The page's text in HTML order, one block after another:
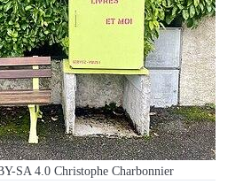
SA 4.0 Christophe Charbonnier